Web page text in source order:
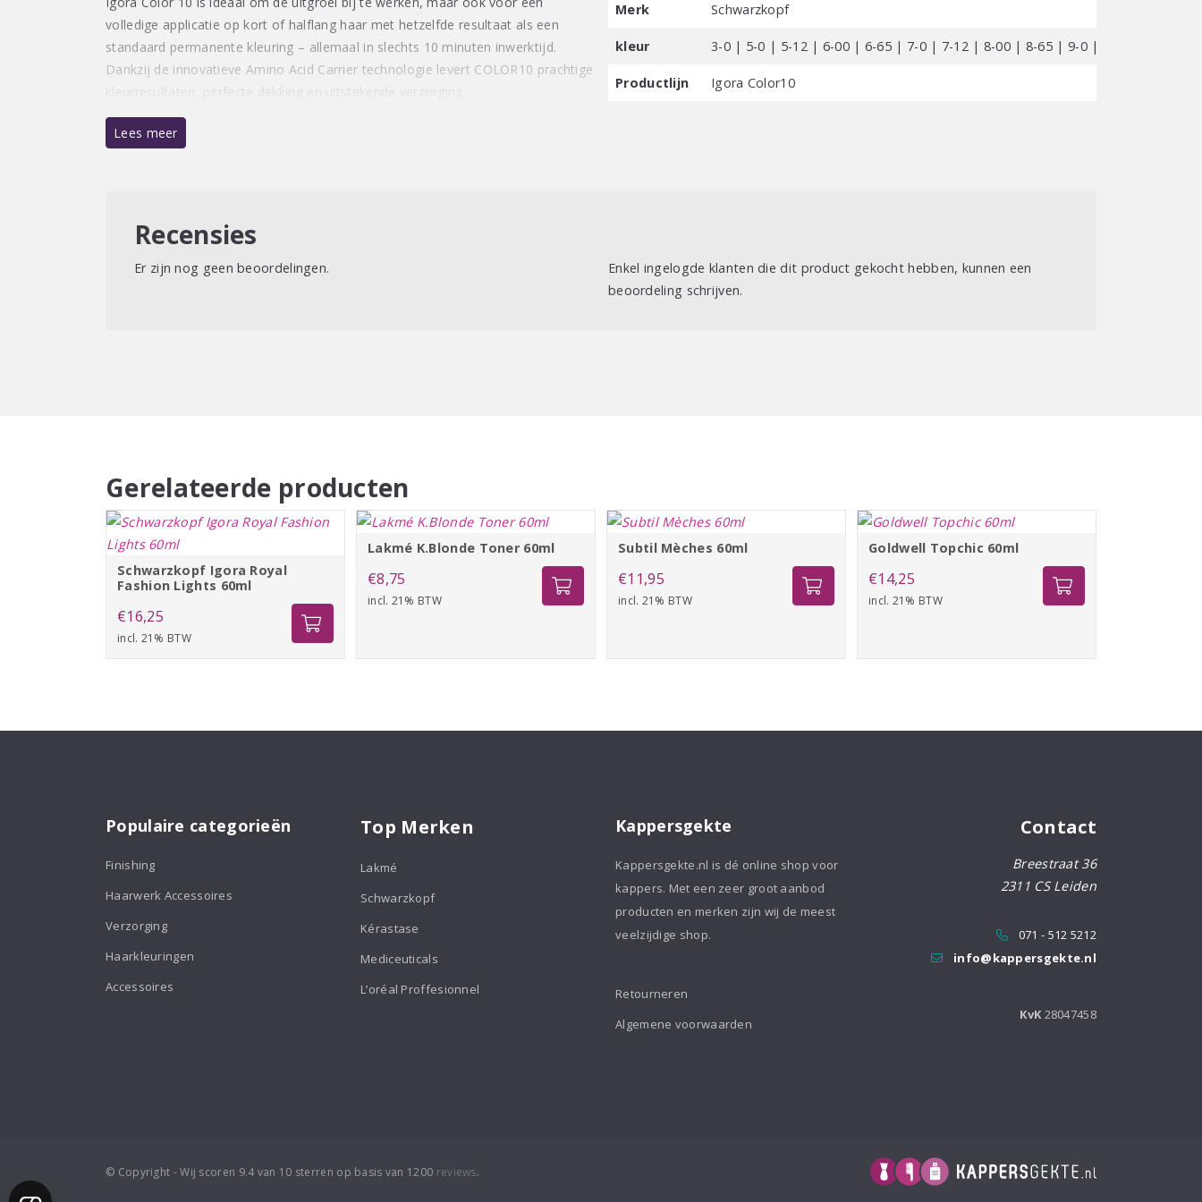
volledige applicatie op kort of halflang haar met hetzelfde resultaat als een
standaard permanente kleuring – allemaal in slechts 10 minuten inwerktijd.
Dankzij de innovatieve Amino Acid Carrier technologie levert COLOR10 prachtige
kleurresultaten, perfecte dekking en uitstekende verzorging.
Lees meer
Merk Schwarzkopf
kleur 3-0 | 5-0 | 5-12 | 6-00 | 6-65 | 7-0 | 7-12 | 8-00 | 8-65 | 9-0 | 9-00 | 9-12 |
Productlijn Igora Color10
Recensies
Er zijn nog geen beoordelingen.
Enkel ingelogde klanten die dit product gekocht hebben, kunnen een
beoordeling schrijven.
Gerelateerde producten
Schwarzkopf Igora Royal
Fashion Lights 60ml
€16,25
incl. 21% BTW
Lakmé K.Blonde Toner 60ml
€8,75
incl. 21% BTW
Subtil Mèches 60ml
€11,95
incl. 21% BTW
Goldwell Topchic 60ml
€14,25
incl. 21% BTW
Populaire categorieën
Finishing
Haarwerk Accessoires
Verzorging
Haarkleuringen
Accessoires
Top Merken
Lakmé
Schwarzkopf
Kérastase
Mediceuticals
L’oréal Proffesionnel
Kappersgekte
Kappersgekte.nl is dé online shop voor
kappers. Met een zeer groot aanbod
producten en merken zijn wij de meest
veelzijdige shop.
Retourneren
Algemene voorwaarden
Contact
Breestraat 36
2311 CS Leiden
071 - 512 5212
info@kappersgekte.nl
KvK 28047458
© Copyright - Wij scoren 9.4 van 10 sterren op basis van 1200 reviews.